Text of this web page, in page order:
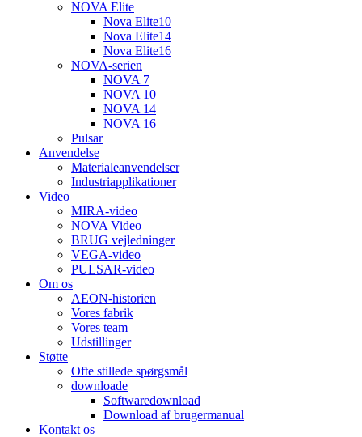
NOVA Elite
Nova Elite10
Nova Elite14
Nova Elite16
NOVA-serien
NOVA 7
NOVA 10
NOVA 14
NOVA 16
Pulsar
Anvendelse
Materialeanvendelser
Industriapplikationer
Video
MIRA-video
NOVA Video
BRUG vejledninger
VEGA-video
PULSAR-video
Om os
AEON-historien
Vores fabrik
Vores team
Udstillinger
Støtte
Ofte stillede spørgsmål
downloade
Softwaredownload
Download af brugermanual
Kontakt os